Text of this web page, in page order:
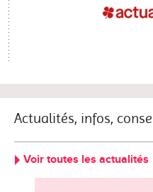
Actualités, infos,
Voir toutes les actualités